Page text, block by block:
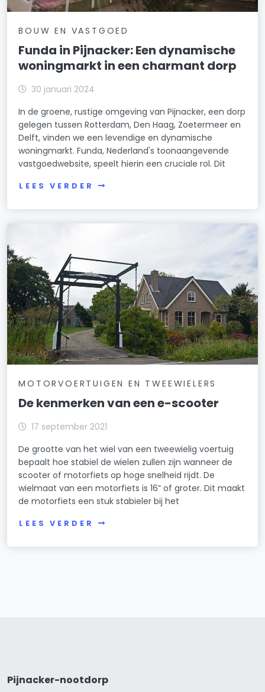
BOUW EN VASTGOED
Funda in Pijnacker: Een dynamische
woningmarkt in een charmant dorp
30 januari 2024
In de groene, rustige omgeving van Pijnacker, een dorp
gelegen tussen Rotterdam, Den Haag, Zoetermeer en
Delft, vinden we een levendige en dynamische
woningmarkt. Funda, Nederland's toonaangevende
vastgoedwebsite, speelt hierin een cruciale rol. Dit
LEES VERDER
MOTORVOERTUIGEN EN TWEEWIELERS
De kenmerken van een e-scooter
17 september 2021
De grootte van het wiel van een tweewielig voertuig
bepaalt hoe stabiel de wielen zullen zijn wanneer de
scooter of motorfiets op hoge snelheid rijdt. De
wielmaat van een motorfiets is 16” of groter. Dit maakt
de motorfiets een stuk stabieler bij het
LEES VERDER
Pijnacker-nootdorp